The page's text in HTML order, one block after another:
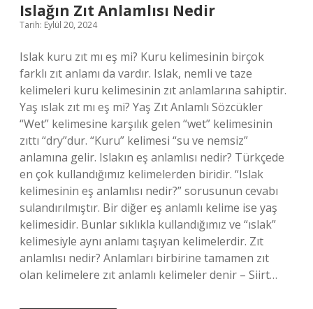
Islağın Zıt Anlamlısı Nedir
Tarih: Eylül 20, 2024
Islak kuru zıt mı eş mi? Kuru kelimesinin birçok
farklı zıt anlamı da vardır. Islak, nemli ve taze
kelimeleri kuru kelimesinin zıt anlamlarına sahiptir.
Yaş ıslak zıt mı eş mi? Yaş Zıt Anlamlı Sözcükler
“Wet” kelimesine karşılık gelen “wet” kelimesinin
zıttı “dry”dur. “Kuru” kelimesi “su ve nemsiz”
anlamına gelir. Islakın eş anlamlısı nedir? Türkçede
en çok kullandığımız kelimelerden biridir. “Islak
kelimesinin eş anlamlısı nedir?” sorusunun cevabı
sulandırılmıştır. Bir diğer eş anlamlı kelime ise yaş
kelimesidir. Bunlar sıklıkla kullandığımız ve “ıslak”
kelimesiyle aynı anlamı taşıyan kelimelerdir. Zıt
anlamlısı nedir? Anlamları birbirine tamamen zıt
olan kelimelere zıt anlamlı kelimeler denir – Siirt…